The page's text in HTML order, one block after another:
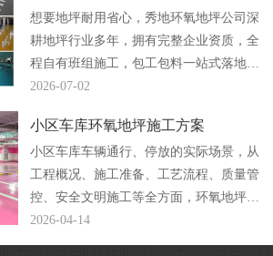
想要地坪耐用省心，秀地环氧地坪公司深
耕地坪行业多年，拥有完整企业资质，全
程自有班组施工，包工包料一站式落地，
厂房、车间、地下车库地坪工程均可放心
2026-07-02
小区车库环氧地坪施工方案
小区车库车辆通行、停放的实际场景，从
工程概况、施工准备、工艺流程、质量管
控、安全文明施工等全方面，环氧地坪公
司编辑完整规范了小区车库环氧地坪施工
方案，贴合现场施工落地需求。...
2026-04-14